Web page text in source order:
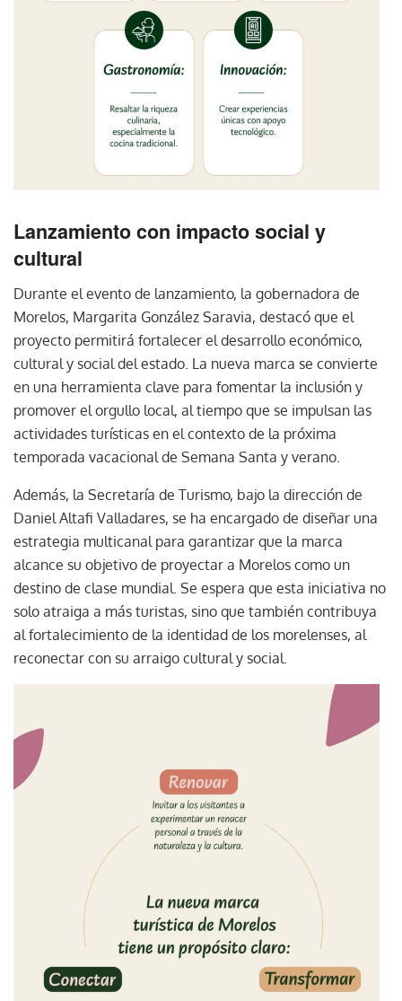
Lanzamiento con impacto social y
cultural
Durante el evento de lanzamiento, la gobernadora de
Morelos, Margarita González Saravia, destacó que el
proyecto permitirá fortalecer el desarrollo económico,
cultural y social del estado. La nueva marca se convierte
en una herramienta clave para fomentar la inclusión y
promover el orgullo local, al tiempo que se impulsan las
actividades turísticas en el contexto de la próxima
temporada vacacional de Semana Santa y verano.
Además, la Secretaría de Turismo, bajo la dirección de
Daniel Altafi Valladares, se ha encargado de diseñar una
estrategia multicanal para garantizar que la marca
alcance su objetivo de proyectar a Morelos como un
destino de clase mundial. Se espera que esta iniciativa no
solo atraiga a más turistas, sino que también contribuya
al fortalecimiento de la identidad de los morelenses, al
reconectar con su arraigo cultural y social.